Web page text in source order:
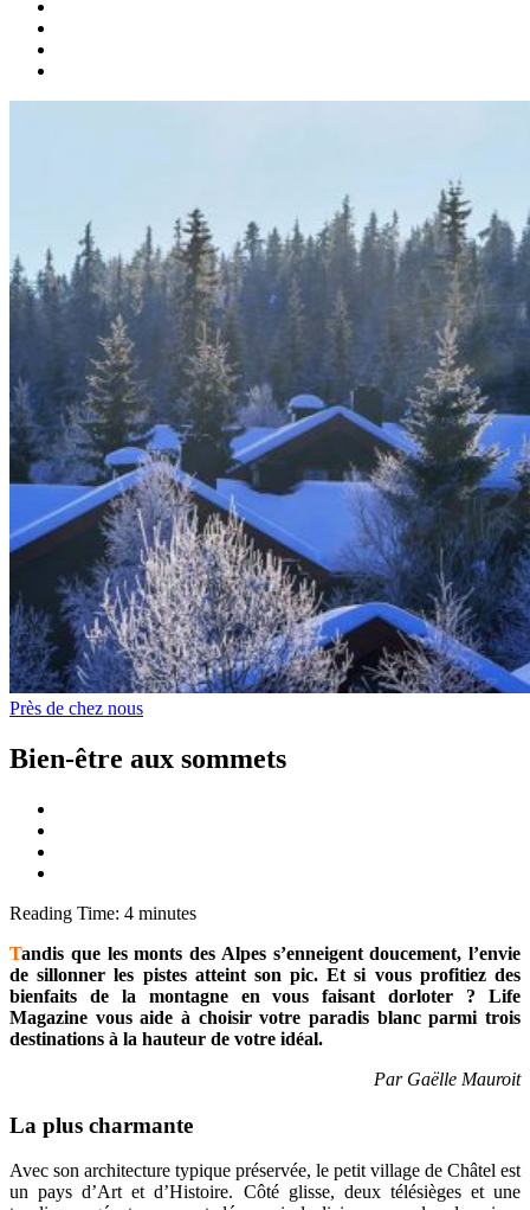
Près de chez nous
Bien-être aux sommets
Reading Time: 4 minutes
Tandis que les monts des Alpes s’enneigent doucement, l’envie
de sillonner les pistes atteint son pic. Et si vous profitiez des
bienfaits de la montagne en vous faisant dorloter ? Life
Magazine vous aide à choisir votre paradis blanc parmi trois
destinations à la hauteur de votre idéal.
Par Gaëlle Mauroit
La plus charmante
Avec son architecture typique préservée, le petit village de Châtel est
un pays d’Art et d’Histoire. Côté glisse, deux télésièges et une